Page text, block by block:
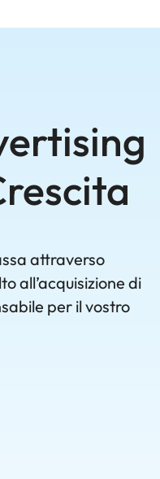
attraverso
all’acquisizione di
per il vostro